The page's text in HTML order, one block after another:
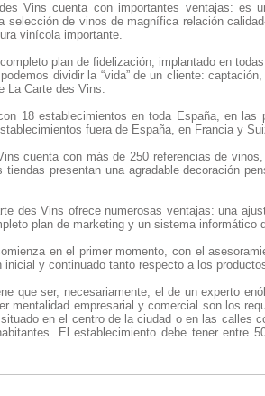
Vins cuenta con importantes ventajas: es
selección de vinos de magnífica relación
vinícola importante.
plan de fidelización, implantado en
dividir la “vida” de un cliente:
La Carte des Vins.
18 establecimientos en toda España, en
fuera de España, en Francia y
cuenta con más de 250 referencias de
tiendas presentan una agradable decoración
des Vins ofrece numerosas ventajas: una
plan de marketing y un sistema
en el primer momento, con el
inicial y continuado tanto respecto a los
que ser, necesariamente, el de un experto
mentalidad empresarial y comercial son los
en el centro de la ciudad o en las calles
El establecimiento debe tener